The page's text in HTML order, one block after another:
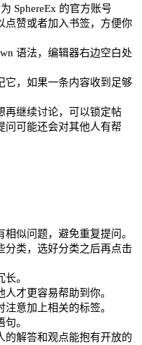
SphereEx 的官方账号
点赞或者加入书签，方便你
语法，编辑器右边空白处
它，如果一条内容收到足够
再继续讨论，可以锁定帖
问可能还会对其他人有帮
似问题，避免重复提问。
分类，选好分类之后再点击
。
才更容易帮助到你。
意加上相关的标签。
。
的解答和观点能抱有开放的